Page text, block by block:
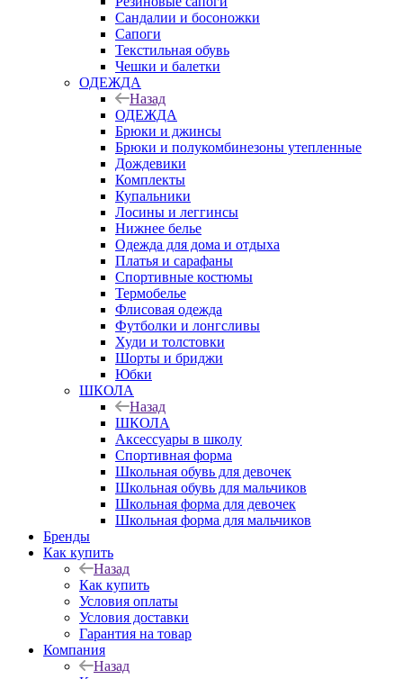
Сандалии и босоножки
Сапоги
Текстильная обувь
Чешки и балетки
ОДЕЖДА
Назад
ОДЕЖДА
Брюки и джинсы
Брюки и полукомбинезоны утепленные
Дождевики
Комплекты
Купальники
Лосины и леггинсы
Нижнее белье
Одежда для дома и отдыха
Платья и сарафаны
Спортивные костюмы
Термобелье
Флисовая одежда
Футболки и лонгсливы
Худи и толстовки
Шорты и бриджи
Юбки
ШКОЛА
Назад
ШКОЛА
Аксессуары в школу
Спортивная форма
Школьная обувь для девочек
Школьная обувь для мальчиков
Школьная форма для девочек
Школьная форма для мальчиков
Бренды
Как купить
Назад
Как купить
Условия оплаты
Условия доставки
Гарантия на товар
Компания
Назад